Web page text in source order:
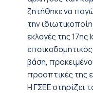
ζητήθηκε να
την
εκλογές της 17ης
βάση,
προοπτικές της
Η ΓΣΕΕ στηρίζει